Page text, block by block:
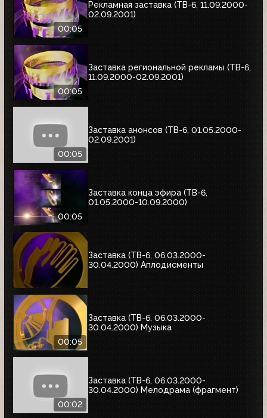
00:05
Рекламная заставка (ТВ-6, 11.09.2000-
02.09.2001)
00:05
Заставка региональной рекламы (ТВ-6,
11.09.2000-02.09.2001)
00:05
Заставка анонсов (ТВ-6, 01.05.2000-
02.09.2001)
00:05
Заставка конца эфира (ТВ-6,
01.05.2000-10.09.2000)
Заставка (ТВ-6, 06.03.2000-
30.04.2000) Аплодисменты
00:05
Заставка (ТВ-6, 06.03.2000-
30.04.2000) Музыка
00:02
Заставка (ТВ-6, 06.03.2000-
30.04.2000) Мелодрама (фрагмент)